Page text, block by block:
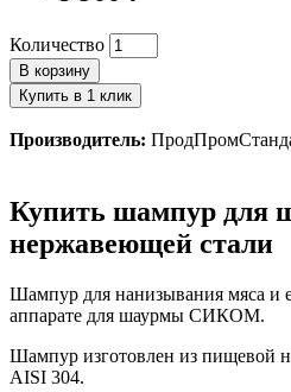
Количество
В корзину
Купить в 1 клик
Производитель:
Купить шампур для
нержавеющей стали
Шампур для нанизывания мяса и
аппарате для шаурмы СИКОМ.
Шампур изготовлен из пищевой
AISI 304.